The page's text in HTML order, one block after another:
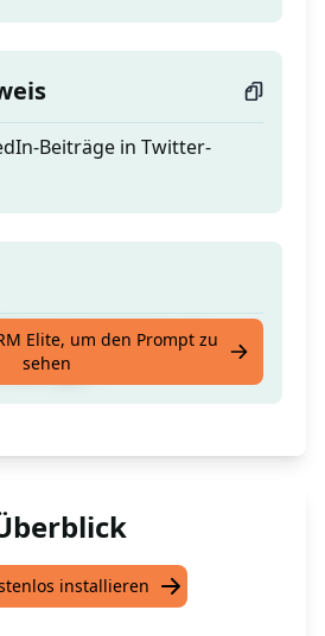
Beiträge in Twitter-
basierend auf
Elite, um den Prompt zu
sehen
installieren